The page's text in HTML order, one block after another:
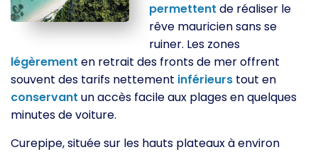
permettent de réaliser le
rêve mauricien sans se
ruiner. Les zones
légèrement en retrait des fronts de mer offrent
souvent des tarifs nettement inférieurs tout en
conservant un accès facile aux plages en quelques
minutes de voiture.
Curepipe, située sur les hauts plateaux à environ